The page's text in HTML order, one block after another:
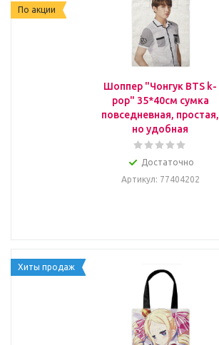
По акции
Шоппер "Чонгук BTS k-
pop" 35*40см сумка
повседневная, простая,
но удобная
Достаточно
Артикул: 77404202
Хиты продаж